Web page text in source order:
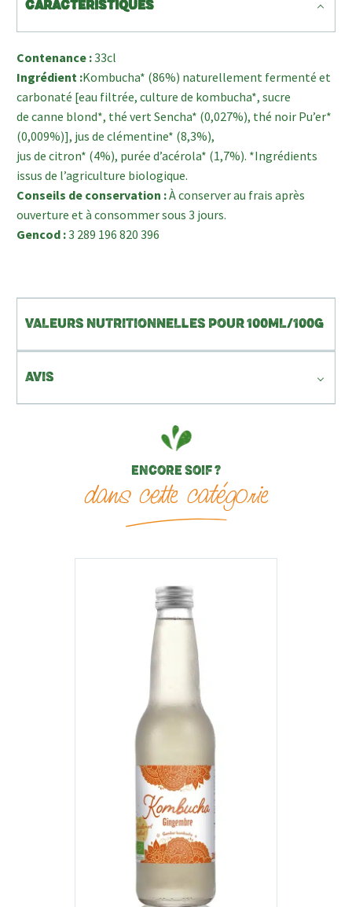
ENCORE SOIF ?
dans cette catégorie
CARACTÉRISTIQUES
Contenance :33cl
Ingrédient :Kombucha* (86%) naturellement fermenté et
carbonaté [eau filtrée, culture de kombucha*, sucre
de canne blond*, thé vert Sencha* (0,027%), thé noir Pu’er*
(0,009%)], jus de clémentine* (8,3%),
jus de citron* (4%), purée d’acérola* (1,7%). *Ingrédients
issus de l’agriculture biologique.
Conseils de conservation :À conserver au frais après
ouverture et à consommer sous 3 jours.
Gencod :3 289 196 820 396
VALEURS NUTRITIONNELLES POUR 100ML/100G
AVIS